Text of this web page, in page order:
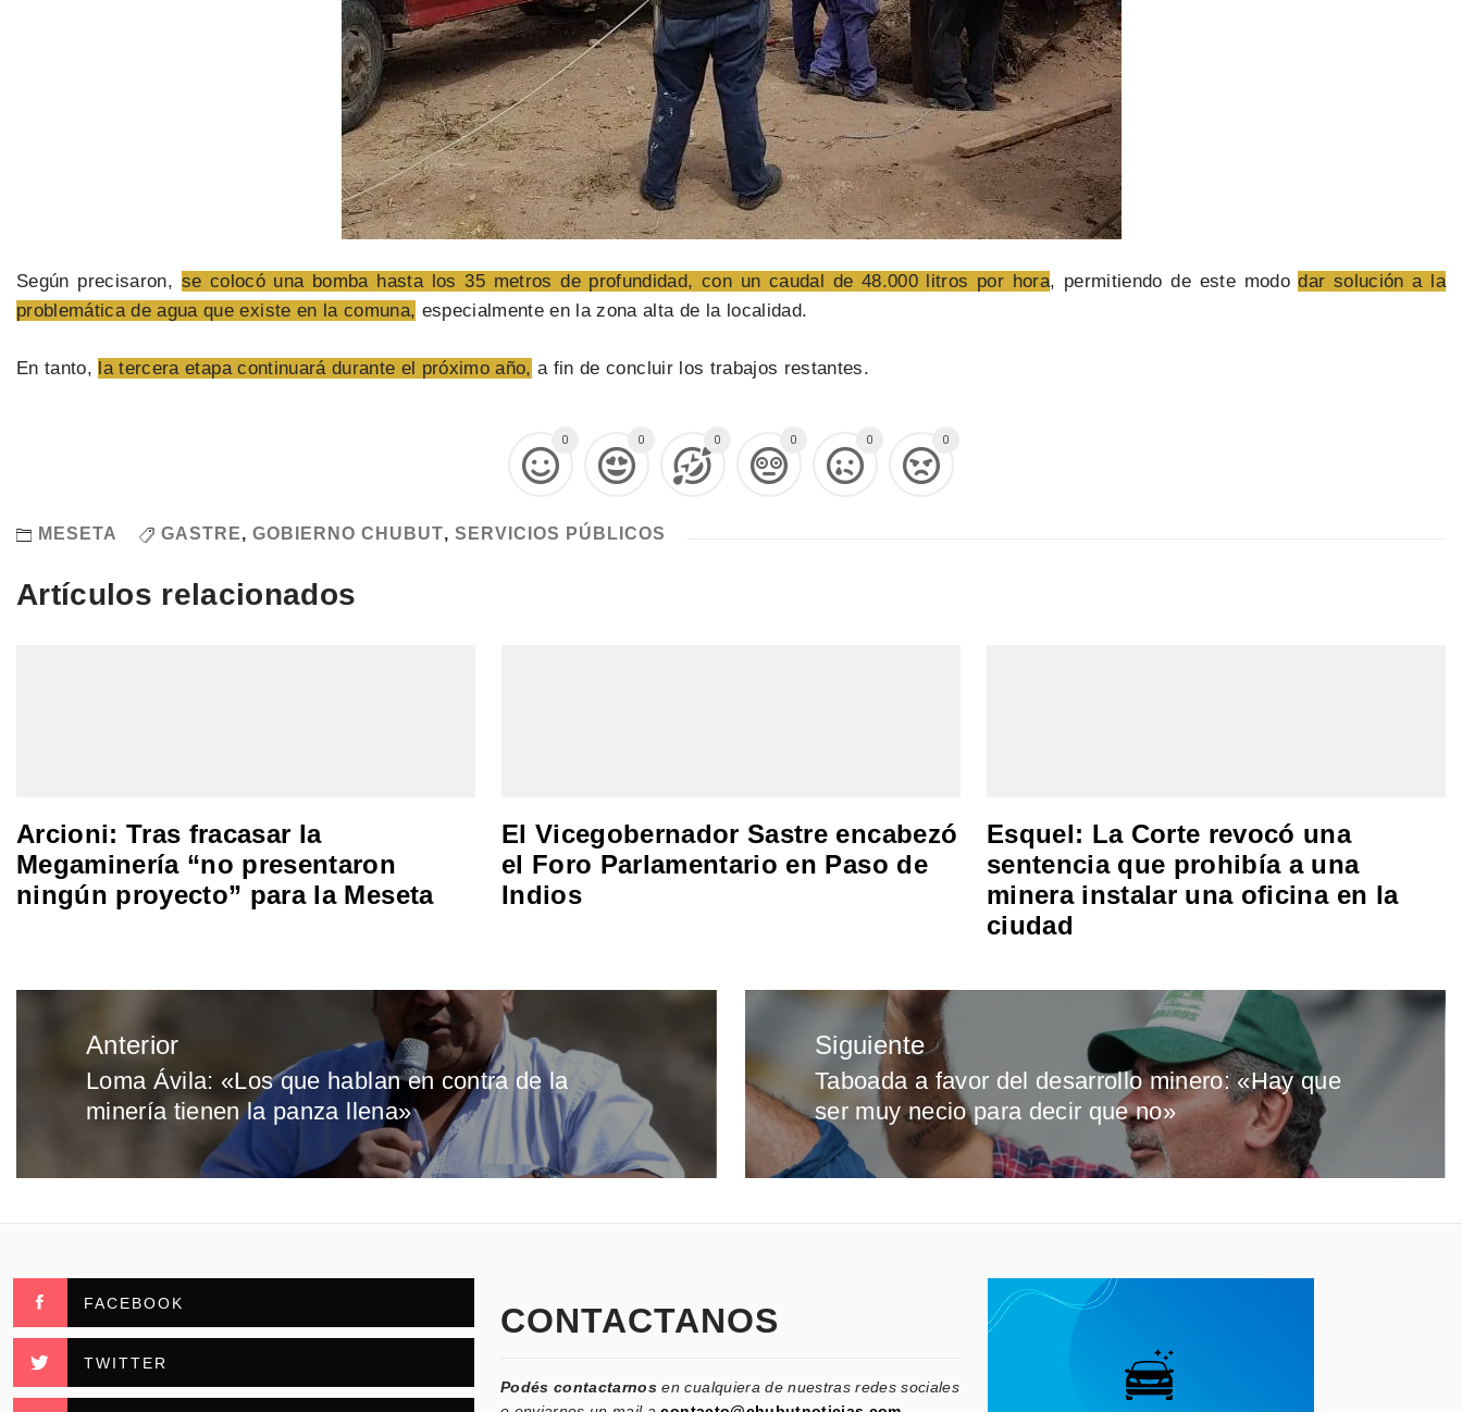
Según precisaron, se colocó una bomba hasta los 35 metros de profundidad, con un caudal de 48.000 litros por hora, permitiendo de este mododar solución a la
problemática de agua que existe en la comuna, especialmente en la zona alta de la localidad.
En tanto, la tercera etapa continuará durante el próximo año, a fin de concluir los trabajos restantes.
0 0 0 0 0 0
MESETA GASTRE, GOBIERNO CHUBUT, SERVICIOS PÚBLICOS
Artículos relacionados
Arcioni: Tras fracasar la
Megaminería “no presentaron
ningún proyecto” para la Meseta
El Vicegobernador Sastre encabezó
el Foro Parlamentario en Paso de
Indios
Esquel: La Corte revocó una
sentencia que prohibía a una
minera instalar una oficina en la
ciudad
Navegación
entradas
Anterior
Entrada
anterior:
Loma Ávila: «Los que hablan en contra de la
minería tienen la panza llena»
Siguiente
Entrada
siguiente:
Taboada a favor del desarrollo minero: «Hay que
ser muy necio para decir que no»
FACEBOOK
TWITTER
CONTACTANOS
Podés contactarnos en cualquiera de nuestras redes sociales